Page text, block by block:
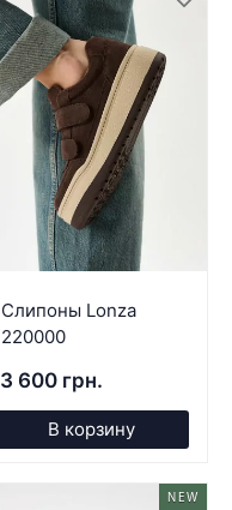
Слипоны Lonza
220000
3 600 грн.
В корзину
NEW